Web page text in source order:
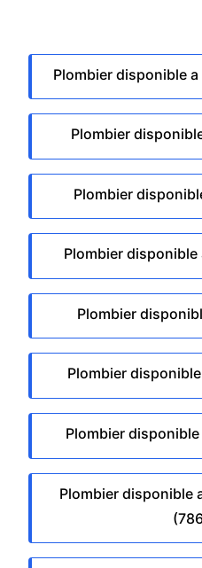
Plombier disponible
Plombier
Plombier
Plombier disponible
Plombier
Plombier
Plombier
Plombier disponible